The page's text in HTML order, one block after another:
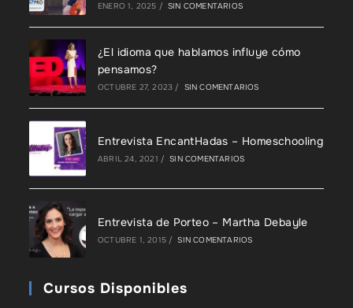
ENERO 1, 2025 / SIN COMENTARIOS
¿El idioma que hablamos influye cómo
pensamos?
OCTUBRE 27, 2023 / SIN COMENTARIOS
Entrevista EncantHadas – Homeschooling
ABRIL 24, 2021 / SIN COMENTARIOS
Entrevista de Porteo – Martha Debayle
OCTUBRE 1, 2015 / SIN COMENTARIOS
Cursos Disponibles